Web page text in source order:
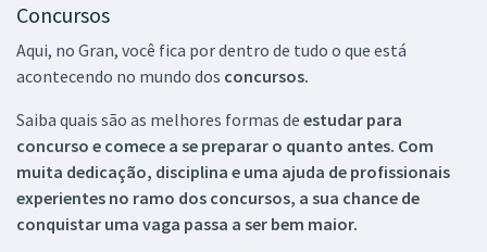
Concursos
Aqui, no Gran, você fica por dentro de tudo o que está
acontecendo no mundo dos concursos.
Saiba quais são as melhores formas de estudar para
concurso e comece a se preparar o quanto antes. Com
muita dedicação, disciplina e uma ajuda de profissionais
experientes no ramo dos concursos, a sua chance de
conquistar uma vaga passa a ser bem maior.